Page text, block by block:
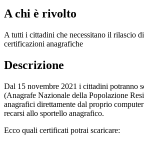
A chi è rivolto
A tutti i cittadini che necessitano il rilascio di
certificazioni anagrafiche
Descrizione
Dal 15 novembre 2021 i cittadini potranno
(Anagrafe Nazionale della Popolazione
anagrafici direttamente dal proprio
recarsi allo sportello anagrafico.
Ecco quali certificati potrai scaricare: